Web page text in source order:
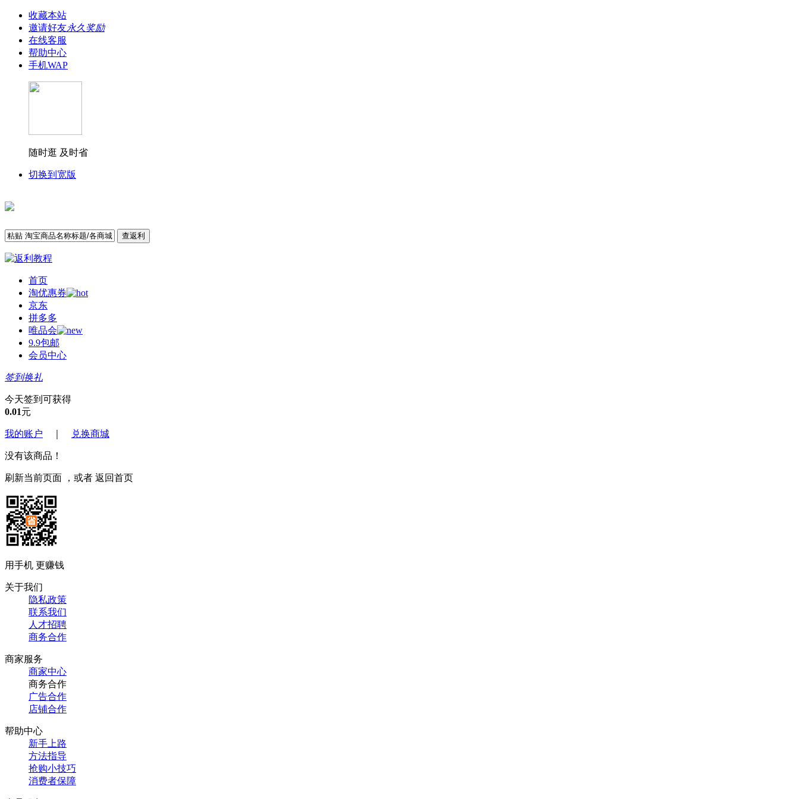
收藏本站
邀请好友永久奖励
在线客服
帮助中心
手机WAP
随时逛 及时省
切换到宽版
查返利
首页
淘优惠券
京东
拼多多
唯品会
9.9包邮
会员中心
签到换礼
今天签到可获得
0.01元
我的账户 兑换商城
没有该商品！
刷新当前页面 ，或者 返回首页
用手机 更赚钱
关于我们
隐私政策
联系我们
人才招聘
商务合作
商家服务
商家中心
商务合作
广告合作
店铺合作
帮助中心
新手上路
方法指导
抢购小技巧
消费者保障